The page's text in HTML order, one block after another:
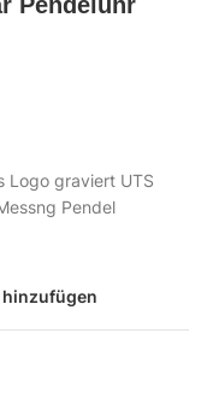
Logo graviert UTS
Pendel